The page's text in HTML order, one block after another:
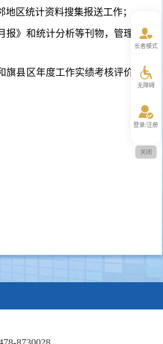
长者模式
无障碍
登录/注册
关闭
区统计资料搜集报送工作；
报》和统计分析等刊物，管理统
旗县区年度工作实绩考核评价工